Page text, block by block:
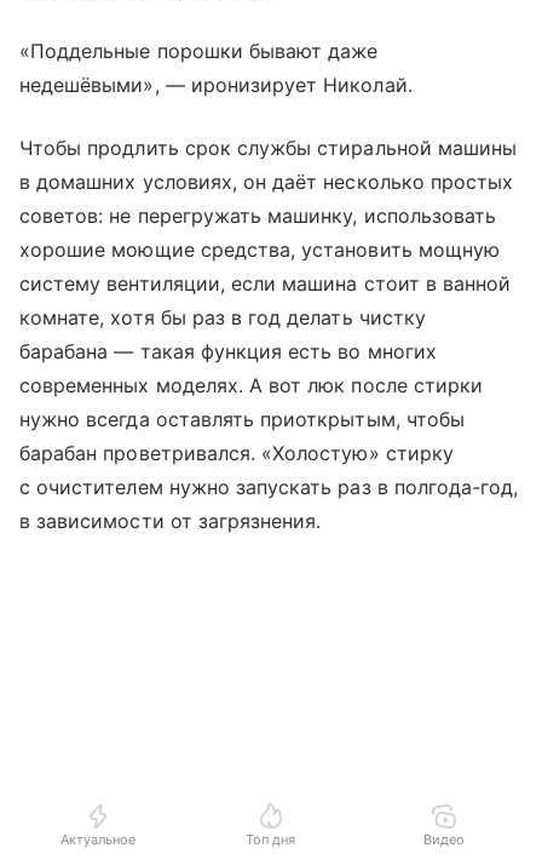
«Поддельные порошки бывают даже
недешёвыми», — иронизирует Николай.
Чтобы продлить срок службы стиральной машины
в домашних условиях, он даёт несколько простых
советов: не перегружать машинку, использовать
хорошие моющие средства, установить мощную
систему вентиляции, если машина стоит в ванной
комнате, хотя бы раз в год делать чистку
барабана — такая функция есть во многих
современных моделях. А вот люк после стирки
нужно всегда оставлять приоткрытым, чтобы
барабан проветривался. «Холостую» стирку
с очистителем нужно запускать раз в полгода-год,
в зависимости от загрязнения.
Актуальное Топ дня Видео